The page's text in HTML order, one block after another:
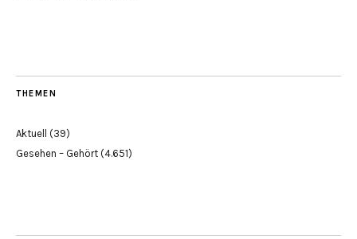
THEMEN
Aktuell
(39)
Gesehen – Gehört (4.651)